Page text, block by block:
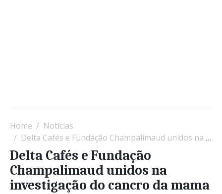
Home
Notícias
Delta Cafés e Fundação Champalimaud unidos na investigação do cancro da mama
Delta Cafés e Fundação
Champalimaud unidos na
investigação do cancro da mama